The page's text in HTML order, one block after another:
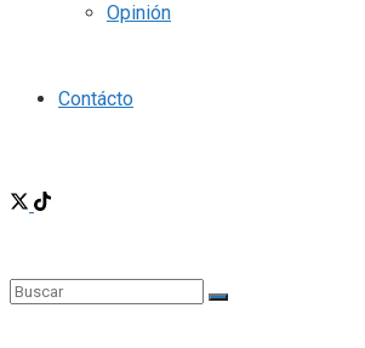
Opinión
Contácto